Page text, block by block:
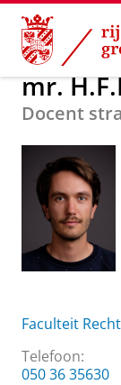
Skip
Content
Skip
Navigation
Over ons
mr.
Docent
Faculteit
Telefoon:
050 36 35630